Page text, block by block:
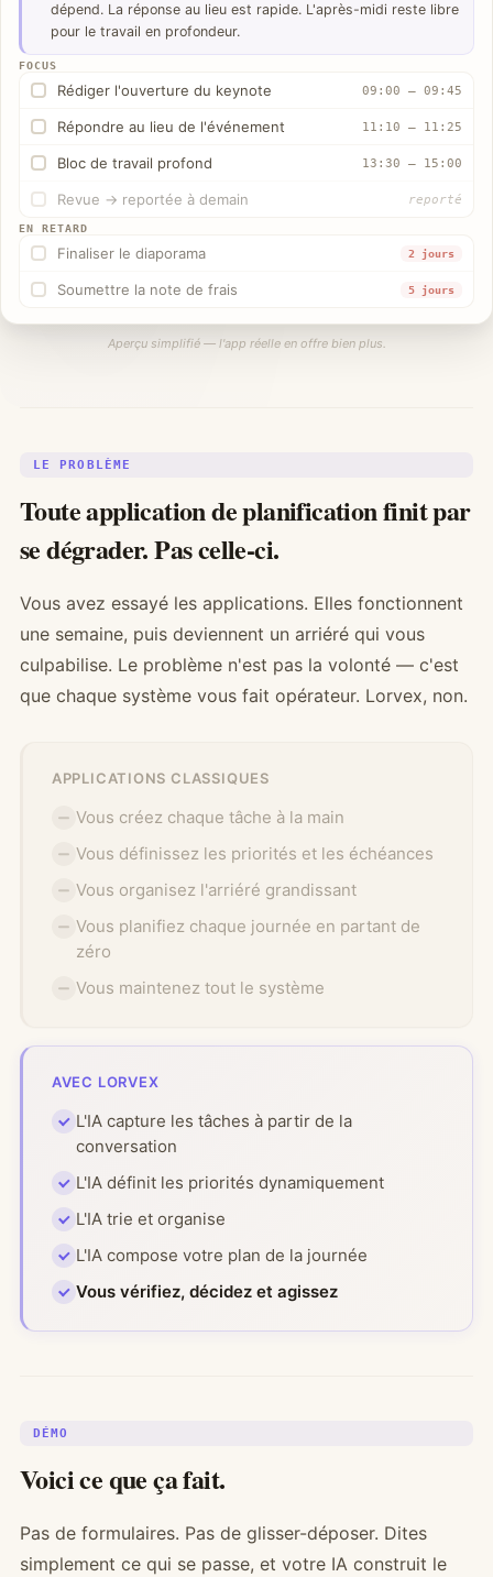
dépend. La réponse au lieu est rapide. L'après-midi reste libre
pour le travail en profondeur.
FOCUS
Rédiger l'ouverture du keynote 09:00 – 09:45
Répondre au lieu de l'événement 11:10 – 11:25
Bloc de travail profond 13:30 – 15:00
Revue → reportée à demain reporté
EN RETARD
Finaliser le diaporama 2 jours
Soumettre la note de frais 5 jours
Aperçu simplifié — l'app réelle en offre bien plus.
LE PROBLÈME
Toute application de planification finit par
se dégrader. Pas celle-ci.
Vous avez essayé les applications. Elles fonctionnent
une semaine, puis deviennent un arriéré qui vous
culpabilise. Le problème n'est pas la volonté — c'est
que chaque système vous fait opérateur. Lorvex, non.
APPLICATIONS CLASSIQUES
Vous créez chaque tâche à la main
Vous définissez les priorités et les échéances
Vous organisez l'arriéré grandissant
Vous planifiez chaque journée en partant de
zéro
Vous maintenez tout le système
AVEC LORVEX
L'IA capture les tâches à partir de la
conversation
L'IA définit les priorités dynamiquement
L'IA trie et organise
L'IA compose votre plan de la journée
Vous vérifiez, décidez et agissez
DÉMO
Voici ce que ça fait.
Pas de formulaires. Pas de glisser-déposer. Dites
simplement ce qui se passe, et votre IA construit le